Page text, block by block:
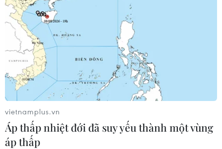
02/01/2022 13:26
Tiền đạo người Argentina Lionel Messi cùng 3 cầu thủ
khác của PSG gồm Juan Bernat, Sergio Rico và Nathan
Bitumazala cũng có kết quả xét nghiệm dương tính với
COVID-19.
vietnamplus.vn
Áp thấp nhiệt đới đã suy yếu thành một vùng
áp thấp